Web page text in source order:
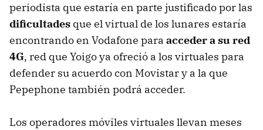
periodista que estaría en parte justificado por las
dificultades que el virtual de los lunares estaría
encontrando en Vodafone para acceder a su red
4G, red que Yoigo ya ofreció a los virtuales para
defender su acuerdo con Movistar y a la que
Pepephone también podrá acceder.
Los operadores móviles virtuales llevan meses